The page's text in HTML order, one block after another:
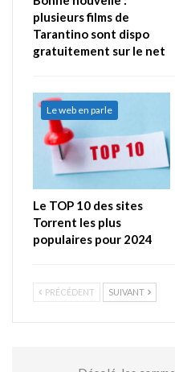
plusieurs films de
Tarantino sont dispo
gratuitement sur le net
Le web en parle
Le TOP 10 des sites
Torrent les plus
populaires pour 2024
PRÉCÉDENT SUIVANT